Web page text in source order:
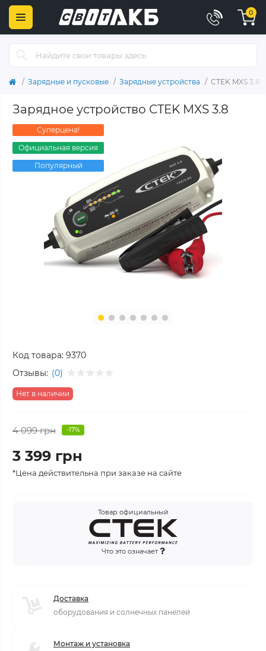
0
Зарядные и пусковые Зарядные устройства CTEK MXS 3.8
Зарядное устройство CTEK MXS 3.8
Суперцена!
Официальная версия
Популярный
Код товара: 9370
Отзывы: (0)
Нет в наличии
4 099 грн -17%
3 399 грн
*Цена действительна при заказе на сайте
Товар официальный
Что это означает
Доставка
оборудования и солнечных панелей
Монтаж и установка